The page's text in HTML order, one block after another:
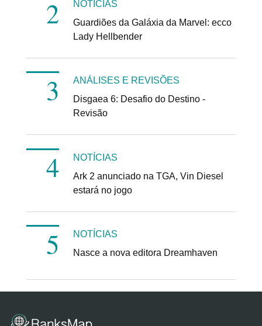
NOTÍCIAS
Guardiões da Galáxia da Marvel: ecco
Lady Hellbender
ANÁLISES E REVISÕES
Disgaea 6: Desafio do Destino -
Revisão
NOTÍCIAS
Ark 2 anunciado na TGA, Vin Diesel
estará no jogo
NOTÍCIAS
Nasce a nova editora Dreamhaven